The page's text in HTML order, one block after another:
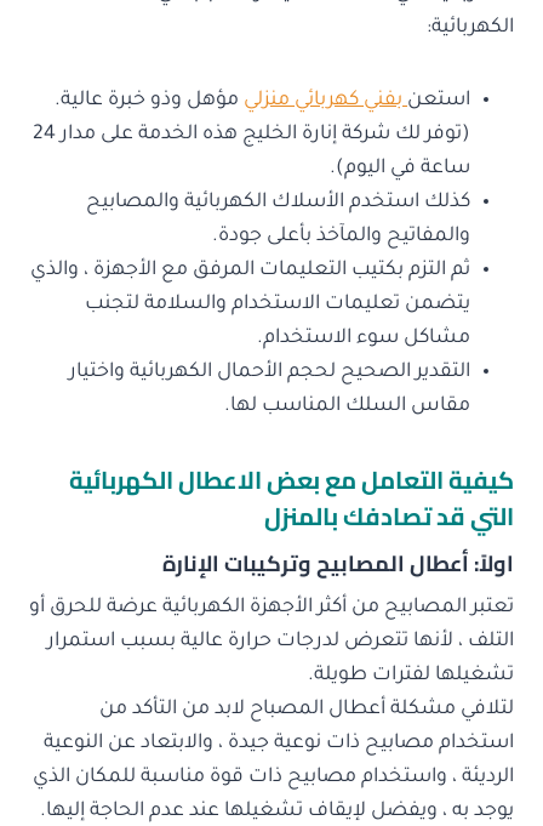
الكهربائية:
استعن بفني كهربائي منزلي مؤهل وذو خبرة عالية.
(توفر لك شركة إنارة الخليج هذه الخدمة على مدار 24
ساعة في اليوم).
كذلك استخدم الأسلاك الكهربائية والمصابيح
والمفاتيح والمآخذ بأعلى جودة.
ثم التزم بكتيب التعليمات المرفق مع الأجهزة ، والذي
يتضمن تعليمات الاستخدام والسلامة لتجنب
مشاكل سوء الاستخدام.
التقدير الصحيح لحجم الأحمال الكهربائية واختيار
مقاس السلك المناسب لها.
كيفية التعامل مع بعض الاعطال الكهربائية
التي قد تصادفك بالمنزل
اولاً: أعطال المصابيح وتركيبات الإنارة
تعتبر المصابيح من أكثر الأجهزة الكهربائية عرضة للحرق أو
التلف ، لأنها تتعرض لدرجات حرارة عالية بسبب استمرار
تشغيلها لفترات طويلة.
لتلافي مشكلة أعطال المصباح لابد من التأكد من
استخدام مصابيح ذات نوعية جيدة ، والابتعاد عن النوعية
الرديئة ، واستخدام مصابيح ذات قوة مناسبة للمكان الذي
يوجد به ، ويفضل لإيقاف تشغيلها عند عدم الحاجة إليها.